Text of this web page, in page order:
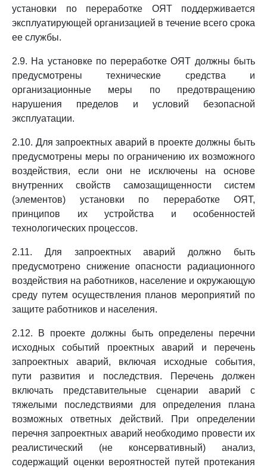
установки по переработке ОЯТ поддерживается
эксплуатирующей организацией в течение всего срока
ее службы.
2.9. На установке по переработке ОЯТ должны быть
предусмотрены технические средства и
организационные меры по предотвращению
нарушения пределов и условий безопасной
эксплуатации.
2.10. Для запроектных аварий в проекте должны быть
предусмотрены меры по ограничению их возможного
воздействия, если они не исключены на основе
внутренних свойств самозащищенности систем
(элементов) установки по переработке ОЯТ,
принципов их устройства и особенностей
технологических процессов.
2.11. Для запроектных аварий должно быть
предусмотрено снижение опасности радиационного
воздействия на работников, население и окружающую
среду путем осуществления планов мероприятий по
защите работников и населения.
2.12. В проекте должны быть определены перечни
исходных событий проектных аварий и перечень
запроектных аварий, включая исходные события,
пути развития и последствия. Перечень должен
включать представительные сценарии аварий с
тяжелыми последствиями для определения плана
возможных ответных действий. При определении
перечня запроектных аварий необходимо провести их
реалистический (не консервативный) анализ,
содержащий оценки вероятностей путей протекания